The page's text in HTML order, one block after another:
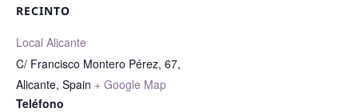
RECINTO
Local Alicante
C/ Francisco Montero Pérez, 67,
Alicante, Spain + Google Map
Teléfono